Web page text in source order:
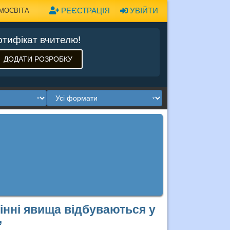
УВІЙТИ
РЕЄСТРАЦІЯ
вчителю!
ДОДАТИ РОЗРОБКУ
явища відбуваються у